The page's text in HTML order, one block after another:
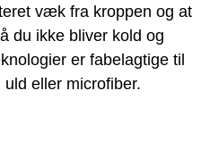
væk fra kroppen og at
du ikke bliver kold og
er fabelagtige til
eller microfiber.